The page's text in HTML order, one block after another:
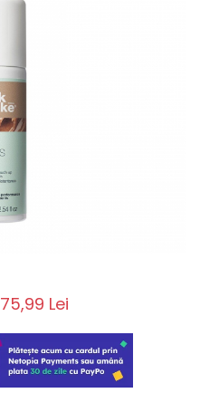
75,99 Lei